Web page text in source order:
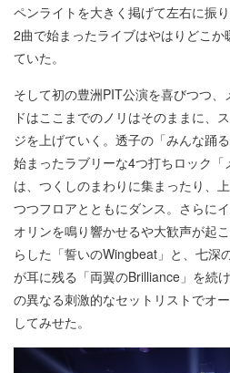
ペンライトを大きく掲げて左右に振
2曲で始まったライブはやはりどこ
ていた。
そして初の豊洲PIT公演を喜びつつ
ドはここまでのノリはそのままに、
ジを上げていく。透子の「みんな踊
始まったラブリーな4つ打ちロック
は、つくしのまわりに集まったり、
つつフロアとともにダンス。さらに
オリンを鳴り響かせるや大歓声が起
らした「誓いのWingbeat」と、七深
が耳に残る「両翼のBrilliance」を続
の異なる刺激的なセットリストでオ
してみせた。